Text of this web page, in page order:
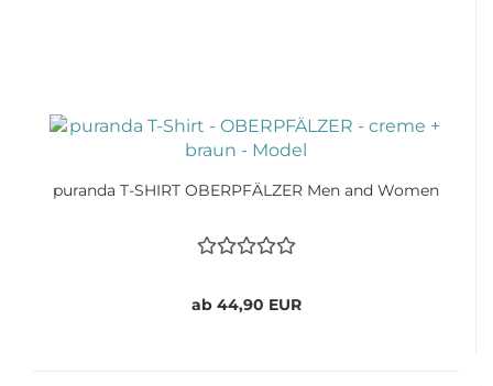
puranda T-SHIRT OBERPFÄLZER Men and Women
ab 44,90 EUR